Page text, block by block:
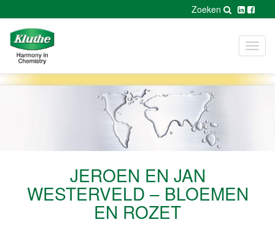
Zoeken
JEROEN EN JAN
WESTERVELD – BLOEMEN
EN ROZET